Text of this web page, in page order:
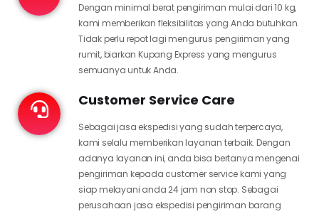
Dengan minimal berat pengiriman mulai dari 10 kg,
kami memberikan fleksibilitas yang Anda butuhkan.
Tidak perlu repot lagi mengurus pengiriman yang
rumit, biarkan Kupang Express yang mengurus
semuanya untuk Anda.
Customer Service Care
Sebagai jasa ekspedisi yang sudah terpercaya,
kami selalu memberikan layanan terbaik. Dengan
adanya layanan ini, anda bisa bertanya mengenai
pengiriman kepada customer service kami yang
siap melayani anda 24 jam non stop. Sebagai
perusahaan jasa ekspedisi pengiriman barang